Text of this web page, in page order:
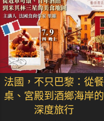
法國，不只巴黎：從餐
桌、宮殿到酒鄉海岸的
深度旅行